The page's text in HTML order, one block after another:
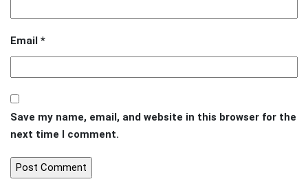
Email *
Save my name, email, and website in this browser for the
next time I comment.